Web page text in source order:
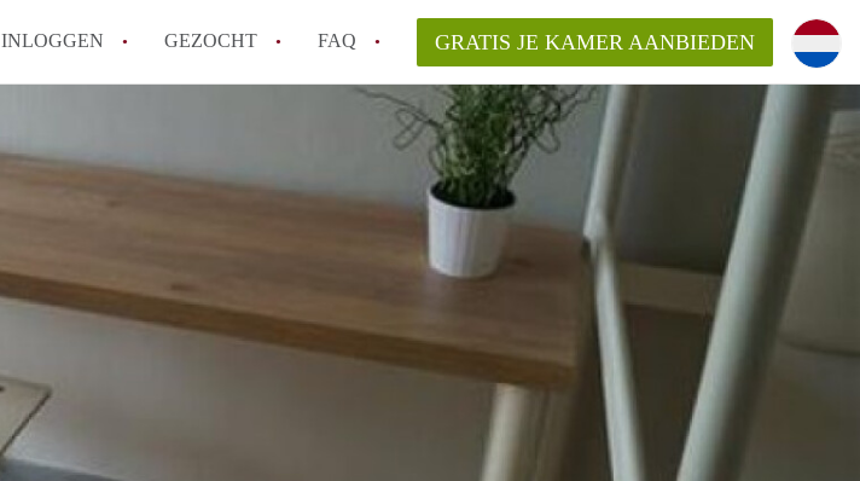
INLOGGEN GEZOCHT FAQ
Hoe moeilijk is het om een kamer te vinden in Utrecht?
Tips: om in Utrecht een kamer te vinden!
Alle veelgestelde vragen
GRATIS JE KAMER AANBIEDEN